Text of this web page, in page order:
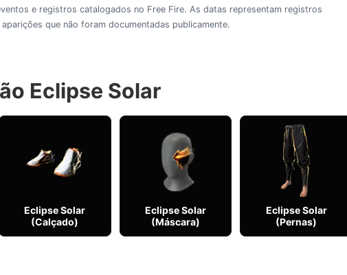
e registros catalogados no Free Fire. As datas representam registros
que não foram documentadas publicamente.
Eclipse Solar
Eclipse Solar
(Calçado)
Eclipse Solar
(Máscara)
Eclipse Solar
(Pernas)